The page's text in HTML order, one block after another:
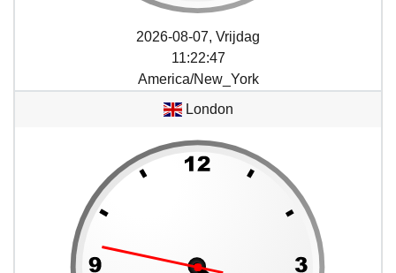
2026-08-07, Vrijdag
11:22:47
America/New_York
London